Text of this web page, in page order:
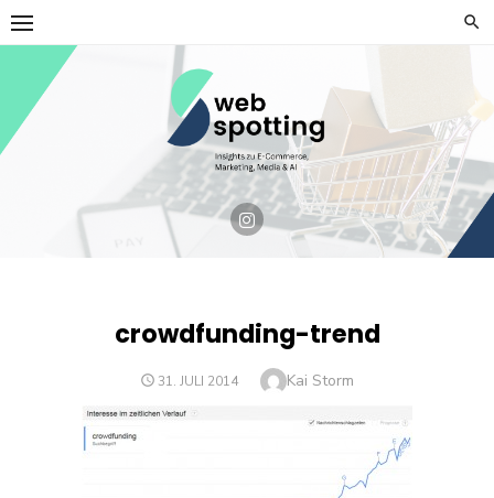
Skip
to
content
crowdfunding-trend
POSTED
31. JULI 2014 Author
Kai Storm